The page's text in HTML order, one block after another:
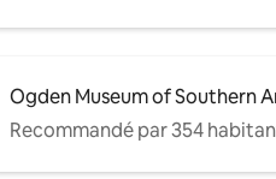
Ogden Museum of Southern
Recommandé par 354